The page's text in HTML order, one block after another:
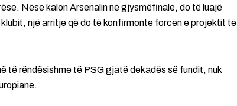
Nëse kalon Arsenalin në gjysmëfinale, do të luajë
një arritje që do të konfirmonte forcën e projektit të
të rëndësishme të PSG gjatë dekadës së fundit, nuk